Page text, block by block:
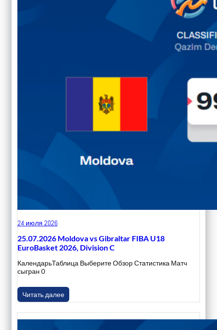
24 июля 2026
25.07.2026 Moldova vs Gibraltar FIBA U18
EuroBasket 2026, Division C
КалендарьТаблица Выберите Обзор Статистика Матч
сыгран 0
Читать далее